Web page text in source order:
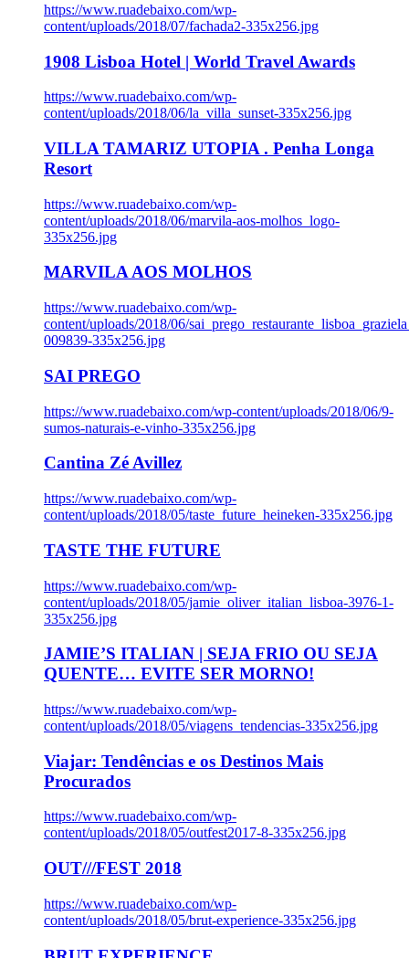
https://www.ruadebaixo.com/wp-
content/uploads/2018/07/fachada2-335x256.jpg
1908 Lisboa Hotel | World Travel Awards
https://www.ruadebaixo.com/wp-
content/uploads/2018/06/la_villa_sunset-335x256.jpg
VILLA TAMARIZ UTOPIA . Penha Longa
Resort
https://www.ruadebaixo.com/wp-
content/uploads/2018/06/marvila-aos-molhos_logo-
335x256.jpg
MARVILA AOS MOLHOS
https://www.ruadebaixo.com/wp-
content/uploads/2018/06/
009839-335x256.jpg
SAI PREGO
https://www.ruadebaixo.com/wp-content/uploads/2018/06/9-
sumos-naturais-e-vinho-335x256.jpg
Cantina Zé Avillez
https://www.ruadebaixo.com/wp-
content/uploads/2018/05/taste_future_heineken-335x256.jpg
TASTE THE FUTURE
https://www.ruadebaixo.com/wp-
content/uploads/2018/05/jamie_oliver_italian_lisboa-3976-1-
335x256.jpg
JAMIE’S ITALIAN | SEJA FRIO OU SEJA
QUENTE… EVITE SER MORNO!
https://www.ruadebaixo.com/wp-
content/uploads/2018/05/viagens_tendencias-335x256.jpg
Viajar: Tendências e os Destinos Mais
Procurados
https://www.ruadebaixo.com/wp-
content/uploads/2018/05/outfest2017-8-335x256.jpg
OUT///FEST 2018
https://www.ruadebaixo.com/wp-
content/uploads/2018/05/brut-experience-335x256.jpg